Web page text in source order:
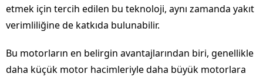
etmek için tercih edilen bu teknoloji, aynı zamanda yakıt
verimliliğine de katkıda bulunabilir.
Bu motorların en belirgin avantajlarından biri, genellikle
daha küçük motor hacimleriyle daha büyük motorlara